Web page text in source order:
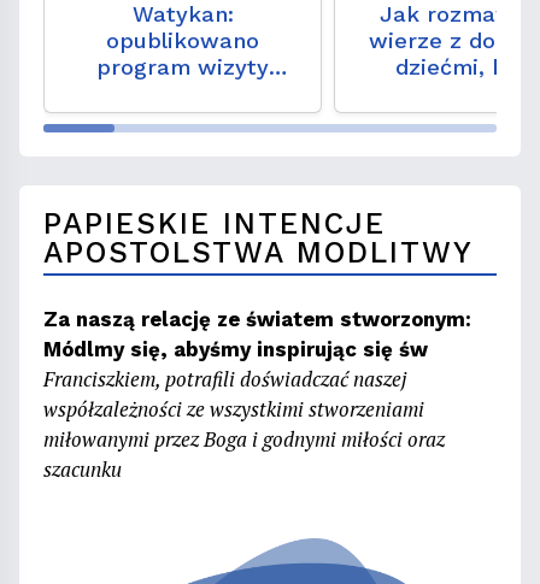
Watykan:
opublikowano
program wizyty
Jak
wierze z
dziećmi,
Kościoła?
PAPIESKIE INTENCJE
APOSTOLSTWA MODLITWY
Za naszą relację ze światem stworzonym:
Módlmy się, abyśmy inspirując się św
Franciszkiem, potrafili doświadczać naszej
współzależności ze wszystkimi stworzeniami
miłowanymi przez Boga i godnymi miłości oraz
szacunku